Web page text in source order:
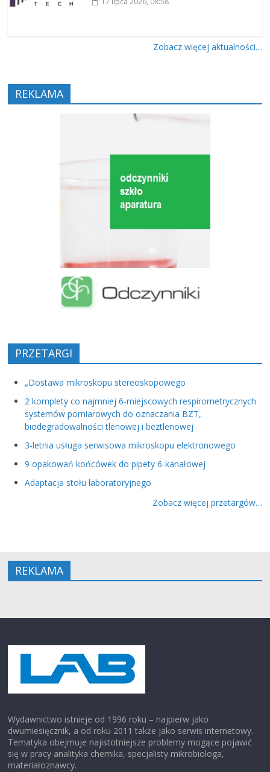
Zobacz więcej aktualności…
REKLAMA
PRZETARGI
„Dostawa mikroskopu stereoskopowego
2 komplety co najmniej 6-miejscowych respirometrycznych
systemów pomiarowych do oznaczania BZT,
biodegradowalności tlenowej i beztlenowej
3-letnia usługa serwisowa mikroskopu elektronowego
9 opakowań końcówek do pipety 6-kanałowej
Adaptacja stołu laboratoryjnego
Zobacz więcej przetargów…
REKLAMA
Wydawnictwo istnieje od 1996 roku – najpierw jako
dwumiesięcznik, a od roku 2011 także jako serwis internetowy.
Tematyka obejmuje najistotniejsze problemy mogące pojawić
się w pracy analityka chemika, specjalisty mikrobiologa,
materiałoznawcy.